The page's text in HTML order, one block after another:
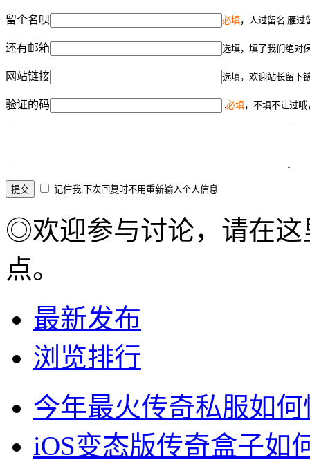
留个名呗 必填，人过留名 雁过
还有邮箱 选填，填了我们绝对
网站链接 选填，欢迎站长留下
验证的码 必填，不填不让过
记住我,下次回复时不用重新输入个人信息
◎欢迎参与讨论，请在这
点。
最新发布
浏览排行
今年最火传奇私服如
iOS变态版传奇盒子如